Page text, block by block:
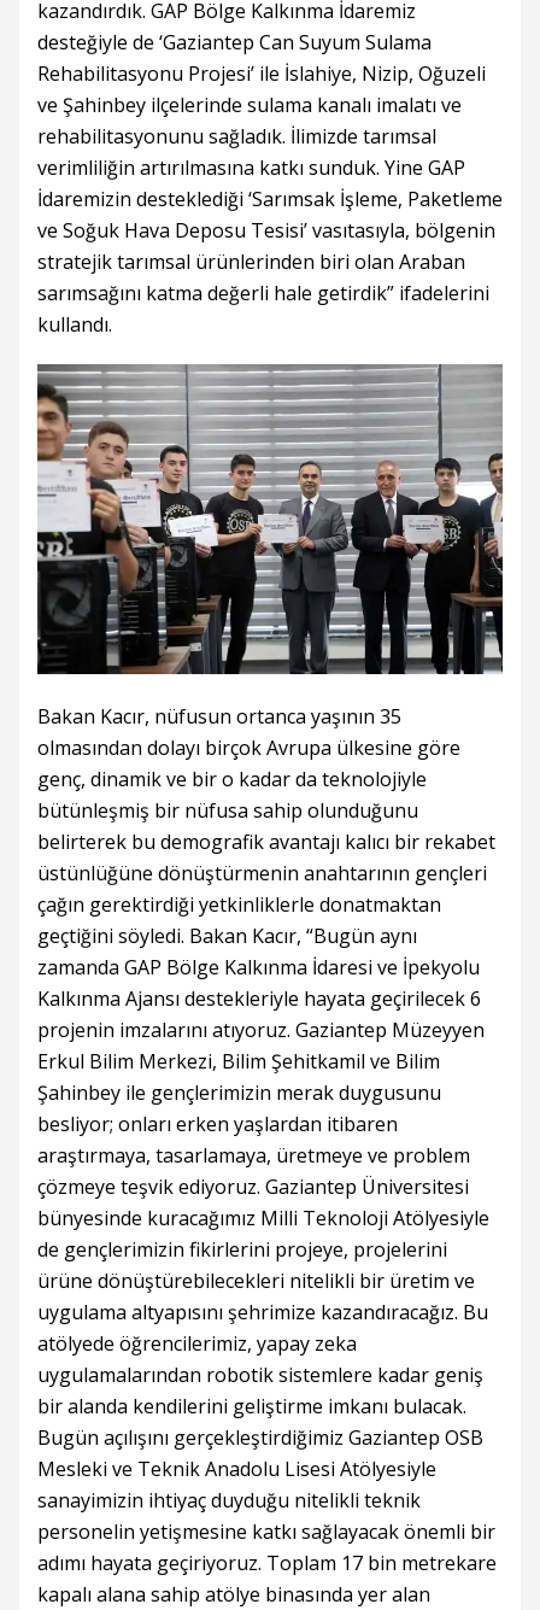
kazandırdık. GAP Bölge Kalkınma İdaremiz
desteğiyle de ‘Gaziantep Can Suyum Sulama
Rehabilitasyonu Projesi’ ile İslahiye, Nizip, Oğuzeli
ve Şahinbey ilçelerinde sulama kanalı imalatı ve
rehabilitasyonunu sağladık. İlimizde tarımsal
verimliliğin artırılmasına katkı sunduk. Yine GAP
İdaremizin desteklediği ‘Sarımsak İşleme, Paketleme
ve Soğuk Hava Deposu Tesisi’ vasıtasıyla, bölgenin
stratejik tarımsal ürünlerinden biri olan Araban
sarımsağını katma değerli hale getirdik” ifadelerini
kullandı.
Bakan Kacır, nüfusun ortanca yaşının 35
olmasından dolayı birçok Avrupa ülkesine göre
genç, dinamik ve bir o kadar da teknolojiyle
bütünleşmiş bir nüfusa sahip olunduğunu
belirterek bu demografik avantajı kalıcı bir rekabet
üstünlüğüne dönüştürmenin anahtarının gençleri
çağın gerektirdiği yetkinliklerle donatmaktan
geçtiğini söyledi. Bakan Kacır, “Bugün aynı
zamanda GAP Bölge Kalkınma İdaresi ve İpekyolu
Kalkınma Ajansı destekleriyle hayata geçirilecek 6
projenin imzalarını atıyoruz. Gaziantep Müzeyyen
Erkul Bilim Merkezi, Bilim Şehitkamil ve Bilim
Şahinbey ile gençlerimizin merak duygusunu
besliyor; onları erken yaşlardan itibaren
araştırmaya, tasarlamaya, üretmeye ve problem
çözmeye teşvik ediyoruz. Gaziantep Üniversitesi
bünyesinde kuracağımız Milli Teknoloji Atölyesiyle
de gençlerimizin fikirlerini projeye, projelerini
ürüne dönüştürebilecekleri nitelikli bir üretim ve
uygulama altyapısını şehrimize kazandıracağız. Bu
atölyede öğrencilerimiz, yapay zeka
uygulamalarından robotik sistemlere kadar geniş
bir alanda kendilerini geliştirme imkanı bulacak.
Bugün açılışını gerçekleştirdiğimiz Gaziantep OSB
Mesleki ve Teknik Anadolu Lisesi Atölyesiyle
sanayimizin ihtiyaç duyduğu nitelikli teknik
personelin yetişmesine katkı sağlayacak önemli bir
adımı hayata geçiriyoruz. Toplam 17 bin metrekare
kapalı alana sahip atölye binasında yer alan